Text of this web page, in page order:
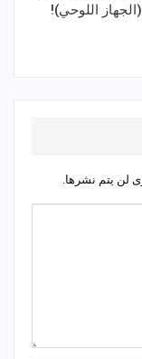
لن يتم نشرها.